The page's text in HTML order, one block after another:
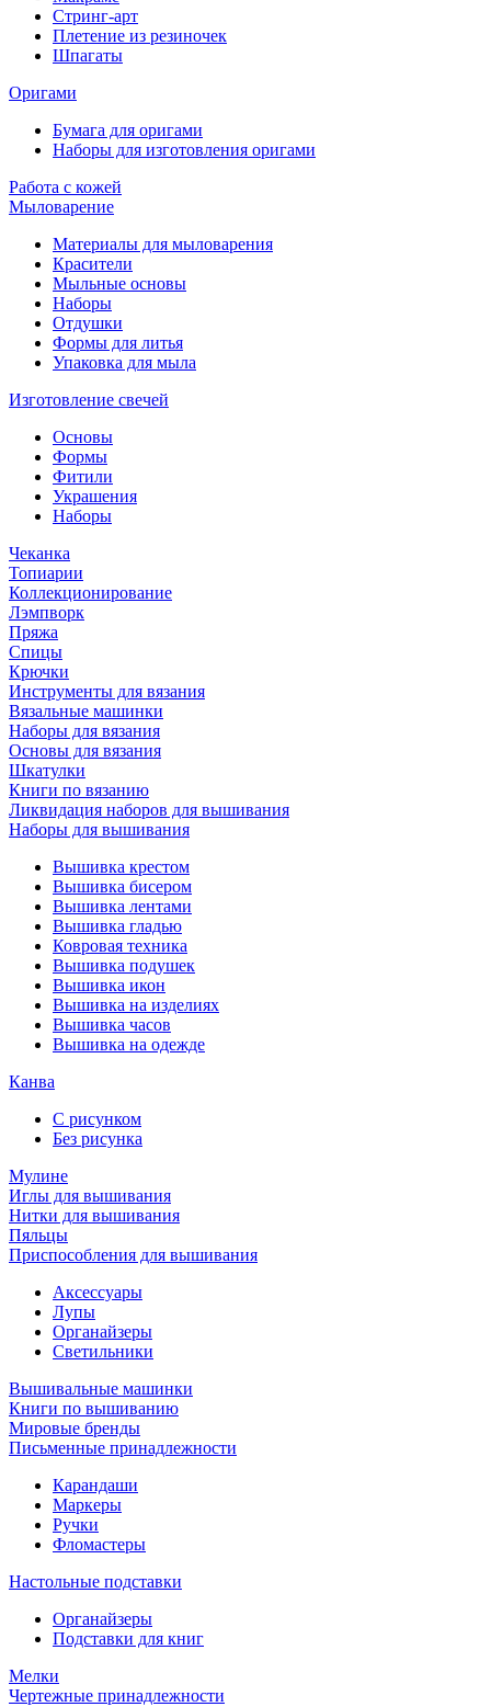
Стринг-арт
Плетение из резиночек
Шпагаты
Оригами
Бумага для оригами
Наборы для изготовления оригами
Работа с кожей
Мыловарение
Материалы для мыловарения
Красители
Мыльные основы
Наборы
Отдушки
Формы для литья
Упаковка для мыла
Изготовление свечей
Основы
Формы
Фитили
Украшения
Наборы
Чеканка
Топиарии
Коллекционирование
Лэмпворк
Пряжа
Спицы
Крючки
Инструменты для вязания
Вязальные машинки
Наборы для вязания
Основы для вязания
Шкатулки
Книги по вязанию
Ликвидация наборов для вышивания
Наборы для вышивания
Вышивка крестом
Вышивка бисером
Вышивка лентами
Вышивка гладью
Ковровая техника
Вышивка подушек
Вышивка икон
Вышивка на изделиях
Вышивка часов
Вышивка на одежде
Канва
С рисунком
Без рисунка
Мулине
Иглы для вышивания
Нитки для вышивания
Пяльцы
Приспособления для вышивания
Аксессуары
Лупы
Органайзеры
Светильники
Вышивальные машинки
Книги по вышиванию
Мировые бренды
Письменные принадлежности
Карандаши
Маркеры
Ручки
Фломастеры
Настольные подставки
Органайзеры
Подставки для книг
Мелки
Чертежные принадлежности